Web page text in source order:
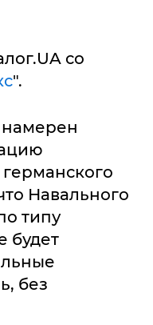
со
".
намерен
Навального
типу
будет
без